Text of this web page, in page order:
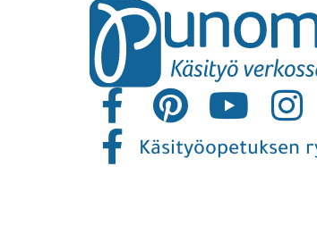
Käsityöopetuksen